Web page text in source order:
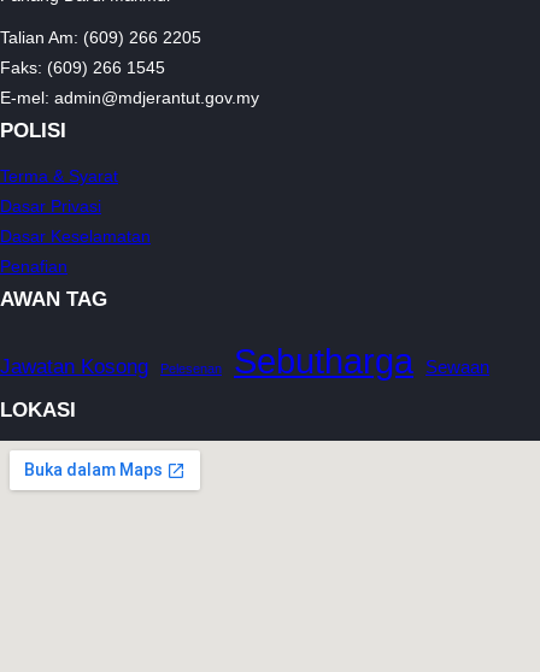
Talian Am: (609) 266 2205
Faks: (609) 266 1545
E-mel: admin@mdjerantut.gov.my
POLISI
Terma & Syarat
Dasar Privasi
Dasar Keselamatan
Penafian
AWAN TAG
Jawatan Kosong Pelesenan Sebutharga Sewaan
LOKASI